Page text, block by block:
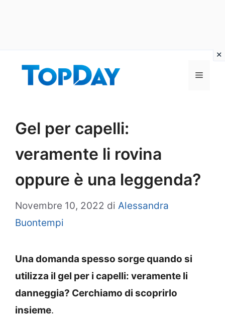
Menu
Gel per capelli:
veramente li rovina
oppure è una leggenda?
Novembre 10, 2022 di Alessandra
Buontempi
Una domanda spesso sorge quando si
utilizza il gel per i capelli: veramente li
danneggia? Cerchiamo di scoprirlo
insieme.